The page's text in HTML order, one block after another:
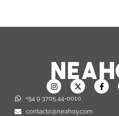
+54 9 3705 44-0010
contacto@neahoy.com